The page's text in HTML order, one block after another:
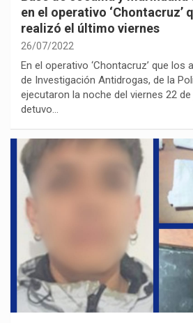
en el operativo ‘Chontacruz’
realizó el último viernes
26/07/2022
En el operativo ‘Chontacruz’ que los
de Investigación Antidrogas, de la
ejecutaron la noche del viernes 22
detuvo…